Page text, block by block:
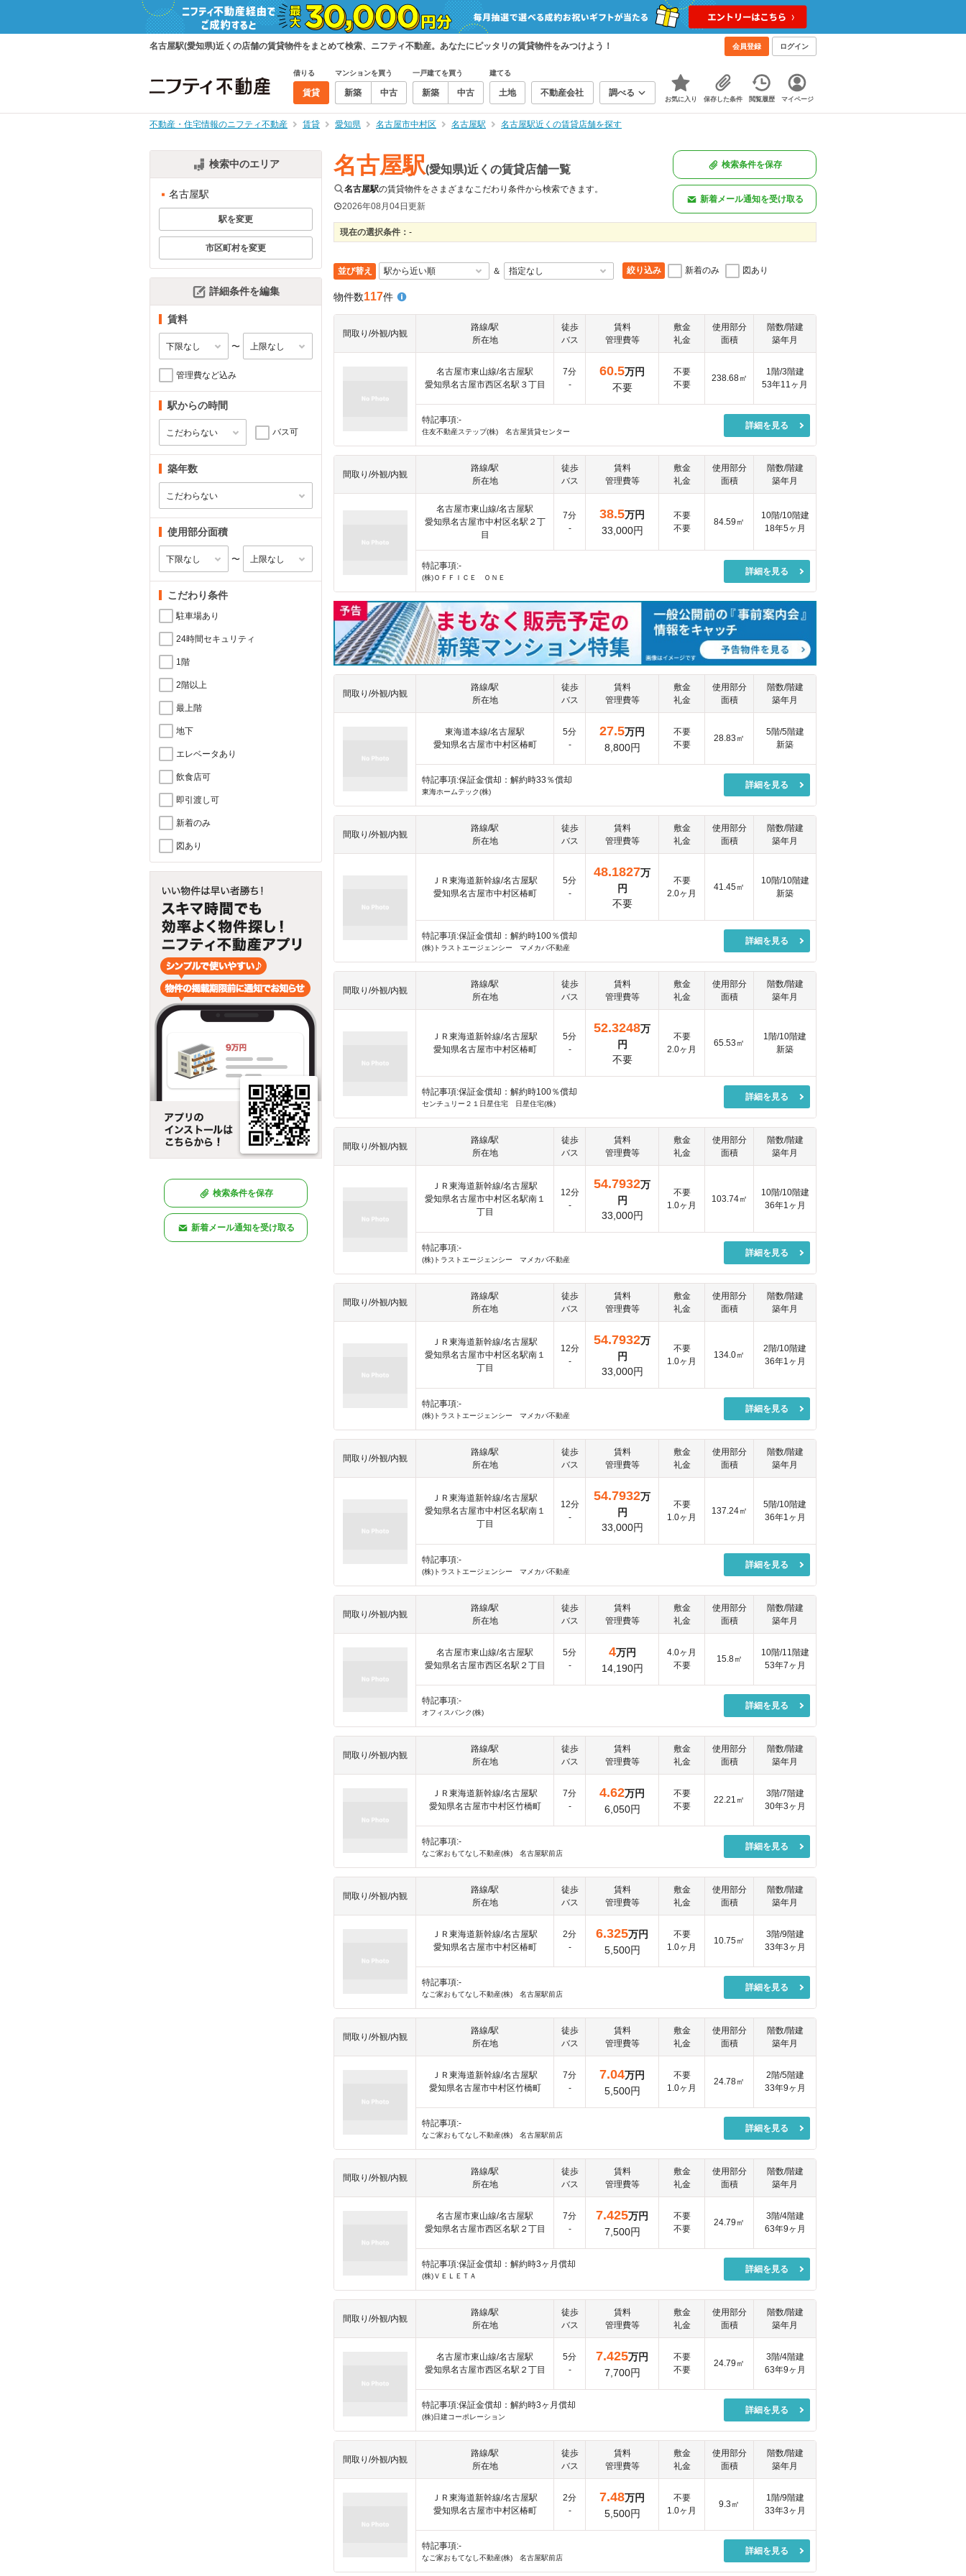
名古屋駅(愛知県)近くの店舗の賃貸物件をまとめて検索、ニフティ不動産。あなたにピッタリの賃貸物件をみつけよう！ 会員登録 ログイン
借りる
賃貸
マンションを買う
新築 中古
一戸建てを買う
新築 中古
建てる
土地 不動産会社 調べる
お気に入り 保存した条件 閲覧履歴 マイページ
不動産・住宅情報のニフティ不動産 賃貸 愛知県 名古屋市中村区 名古屋駅 名古屋駅近くの賃貸店舗を探す
検索中のエリア
名古屋駅
駅を変更
市区町村を変更
詳細条件を編集
賃料
〜
管理費など込み
駅からの時間
バス可
築年数
使用部分面積
〜
こだわり条件
駐車場あり
24時間セキュリティ
1階
2階以上
最上階
地下
エレベータあり
飲食店可
即引渡し可
新着のみ
図あり
検索条件を保存
新着メール通知を受け取る
名古屋駅(愛知県)近くの賃貸店舗一覧
名古屋駅の賃貸物件をさまざまなこだわり条件から検索できます。
2026年08月04日更新
検索条件を保存
新着メール通知を受け取る
現在の選択条件： -
並び替え ＆ 絞り込み 新着のみ 図あり
物件数117件
間取り/外観/内観
路線/駅
所在地
徒歩
バス
賃料
管理費等
敷金
礼金
使用部分
面積
階数/階建
築年月
名古屋市東山線/名古屋駅
愛知県名古屋市西区名駅３丁目
7分
-
60.5万円
不要
不要
不要
238.68㎡
1階/3階建
53年11ヶ月
特記事項:-
住友不動産ステップ(株) 名古屋賃貸センター
詳細を見る
間取り/外観/内観
路線/駅
所在地
徒歩
バス
賃料
管理費等
敷金
礼金
使用部分
面積
階数/階建
築年月
名古屋市東山線/名古屋駅
愛知県名古屋市中村区名駅２丁
目
7分
-
38.5万円
33,000円
不要
不要
84.59㎡
10階/10階建
18年5ヶ月
特記事項:-
(株)ＯＦＦＩＣＥ ＯＮＥ
詳細を見る
間取り/外観/内観
路線/駅
所在地
徒歩
バス
賃料
管理費等
敷金
礼金
使用部分
面積
階数/階建
築年月
東海道本線/名古屋駅
愛知県名古屋市中村区椿町
5分
-
27.5万円
8,800円
不要
不要
28.83㎡
5階/5階建
新築
特記事項:保証金償却：解約時33％償却
東海ホームテック(株)
詳細を見る
間取り/外観/内観
路線/駅
所在地
徒歩
バス
賃料
管理費等
敷金
礼金
使用部分
面積
階数/階建
築年月
ＪＲ東海道新幹線/名古屋駅
愛知県名古屋市中村区椿町
5分
-
48.1827万
円
不要
不要
2.0ヶ月
41.45㎡
10階/10階建
新築
特記事項:保証金償却：解約時100％償却
(株)トラストエージェンシー マメカバ不動産
詳細を見る
間取り/外観/内観
路線/駅
所在地
徒歩
バス
賃料
管理費等
敷金
礼金
使用部分
面積
階数/階建
築年月
ＪＲ東海道新幹線/名古屋駅
愛知県名古屋市中村区椿町
5分
-
52.3248万
円
不要
不要
2.0ヶ月
65.53㎡
1階/10階建
新築
特記事項:保証金償却：解約時100％償却
センチュリー２１日星住宅 日星住宅(株)
詳細を見る
間取り/外観/内観
路線/駅
所在地
徒歩
バス
賃料
管理費等
敷金
礼金
使用部分
面積
階数/階建
築年月
ＪＲ東海道新幹線/名古屋駅
愛知県名古屋市中村区名駅南１
丁目
12分
-
54.7932万
円
33,000円
不要
1.0ヶ月
103.74㎡
10階/10階建
36年1ヶ月
特記事項:-
(株)トラストエージェンシー マメカバ不動産
詳細を見る
間取り/外観/内観
路線/駅
所在地
徒歩
バス
賃料
管理費等
敷金
礼金
使用部分
面積
階数/階建
築年月
ＪＲ東海道新幹線/名古屋駅
愛知県名古屋市中村区名駅南１
丁目
12分
-
54.7932万
円
33,000円
不要
1.0ヶ月
134.0㎡
2階/10階建
36年1ヶ月
特記事項:-
(株)トラストエージェンシー マメカバ不動産
詳細を見る
間取り/外観/内観
路線/駅
所在地
徒歩
バス
賃料
管理費等
敷金
礼金
使用部分
面積
階数/階建
築年月
ＪＲ東海道新幹線/名古屋駅
愛知県名古屋市中村区名駅南１
丁目
12分
-
54.7932万
円
33,000円
不要
1.0ヶ月
137.24㎡
5階/10階建
36年1ヶ月
特記事項:-
(株)トラストエージェンシー マメカバ不動産
詳細を見る
間取り/外観/内観
路線/駅
所在地
徒歩
バス
賃料
管理費等
敷金
礼金
使用部分
面積
階数/階建
築年月
名古屋市東山線/名古屋駅
愛知県名古屋市西区名駅２丁目
5分
-
4万円
14,190円
4.0ヶ月
不要
15.8㎡
10階/11階建
53年7ヶ月
特記事項:-
オフィスバンク(株)
詳細を見る
間取り/外観/内観
路線/駅
所在地
徒歩
バス
賃料
管理費等
敷金
礼金
使用部分
面積
階数/階建
築年月
ＪＲ東海道新幹線/名古屋駅
愛知県名古屋市中村区竹橋町
7分
-
4.62万円
6,050円
不要
不要
22.21㎡
3階/7階建
30年3ヶ月
特記事項:-
なご家おもてなし不動産(株) 名古屋駅前店
詳細を見る
間取り/外観/内観
路線/駅
所在地
徒歩
バス
賃料
管理費等
敷金
礼金
使用部分
面積
階数/階建
築年月
ＪＲ東海道新幹線/名古屋駅
愛知県名古屋市中村区椿町
2分
-
6.325万円
5,500円
不要
1.0ヶ月
10.75㎡
3階/9階建
33年3ヶ月
特記事項:-
なご家おもてなし不動産(株) 名古屋駅前店
詳細を見る
間取り/外観/内観
路線/駅
所在地
徒歩
バス
賃料
管理費等
敷金
礼金
使用部分
面積
階数/階建
築年月
ＪＲ東海道新幹線/名古屋駅
愛知県名古屋市中村区竹橋町
7分
-
7.04万円
5,500円
不要
1.0ヶ月
24.78㎡
2階/5階建
33年9ヶ月
特記事項:-
なご家おもてなし不動産(株) 名古屋駅前店
詳細を見る
間取り/外観/内観
路線/駅
所在地
徒歩
バス
賃料
管理費等
敷金
礼金
使用部分
面積
階数/階建
築年月
名古屋市東山線/名古屋駅
愛知県名古屋市西区名駅２丁目
7分
-
7.425万円
7,500円
不要
不要
24.79㎡
3階/4階建
63年9ヶ月
特記事項:保証金償却：解約時3ヶ月償却
(株)ＶＥＬＥＴＡ
詳細を見る
間取り/外観/内観
路線/駅
所在地
徒歩
バス
賃料
管理費等
敷金
礼金
使用部分
面積
階数/階建
築年月
名古屋市東山線/名古屋駅
愛知県名古屋市西区名駅２丁目
5分
-
7.425万円
7,700円
不要
不要
24.79㎡
3階/4階建
63年9ヶ月
特記事項:保証金償却：解約時3ヶ月償却
(株)日建コーポレーション
詳細を見る
間取り/外観/内観
路線/駅
所在地
徒歩
バス
賃料
管理費等
敷金
礼金
使用部分
面積
階数/階建
築年月
ＪＲ東海道新幹線/名古屋駅
愛知県名古屋市中村区椿町
2分
-
7.48万円
5,500円
不要
1.0ヶ月
9.3㎡
1階/9階建
33年3ヶ月
特記事項:-
なご家おもてなし不動産(株) 名古屋駅前店
詳細を見る